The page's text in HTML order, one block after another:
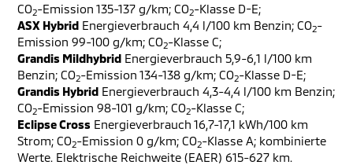
CO2-Emission 135-137 g/km; CO2-Klasse D-E;
ASX Hybrid Energieverbrauch 4,4 l/100 km Benzin; CO2-
Emission 99-100 g/km; CO2-Klasse C;
Grandis Mildhybrid Energieverbrauch 5,9-6,1 l/100 km
Benzin; CO2-Emission 134-138 g/km; CO2-Klasse D-E;
Grandis Hybrid Energieverbrauch 4,3-4,4 l/100 km Benzin;
CO2-Emission 98-101 g/km; CO2-Klasse C;
Eclipse Cross Energieverbrauch 16,7-17,1 kWh/100 km
Strom; CO2-Emission 0 g/km; CO2-Klasse A; kombinierte
Werte. Elektrische Reichweite (EAER) 615-627 km.